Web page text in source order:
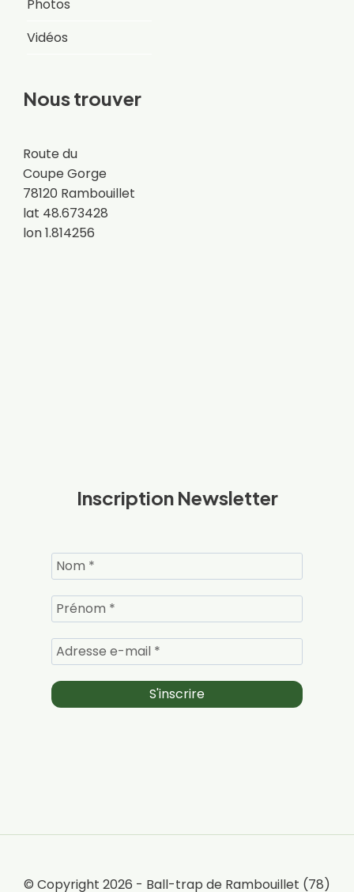
Photos
Vidéos
Nous trouver
Route du
Coupe Gorge
78120 Rambouillet
lat 48.673428
lon 1.814256
Inscription Newsletter
© Copyright 2026 - Ball-trap de Rambouillet (78)